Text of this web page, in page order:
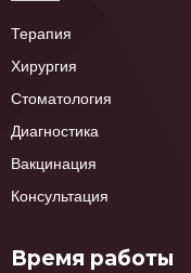
Терапия
Хирургия
Стоматология
Диагностика
Вакцинация
Консультация
Время работы